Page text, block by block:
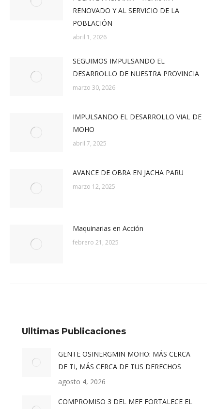
RENOVADO Y AL SERVICIO DE LA
POBLACIÓN
abril 1, 2026
SEGUIMOS IMPULSANDO EL
DESARROLLO DE NUESTRA PROVINCIA
marzo 30, 2026
IMPULSANDO EL DESARROLLO VIAL DE
MOHO
abril 7, 2025
AVANCE DE OBRA EN JACHA PARU
marzo 12, 2025
Maquinarias en Acción
febrero 21, 2025
Ulltimas Publicaciones
GENTE OSINERGMIN MOHO: MÁS CERCA
DE TI, MÁS CERCA DE TUS DERECHOS
agosto 4, 2026
COMPROMISO 3 DEL MEF FORTALECE EL